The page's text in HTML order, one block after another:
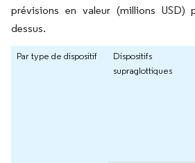
prévisions en valeur (millions USD)
dessus.
Par type de dispositif
Dispositifs
supraglottiques